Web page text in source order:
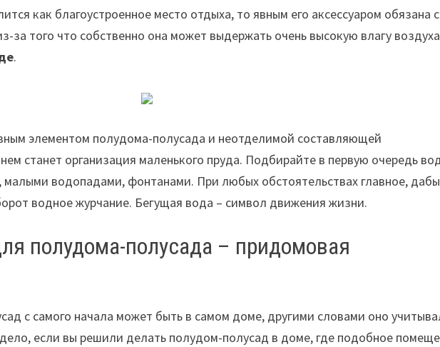
как благоустроенное место отдыха, то явным его аксессуаром обязана
за того что собственно она может выдержать очень высокую влагу
.
элементом полудома-полусада и неотделимой составляющей
станет организация маленького пруда. Подбирайте в первую очередь
малыми водопадами, фонтанами. При любых обстоятельствах главное,
водное журчание. Бегущая вода – символ движения жизни.
полудома-полусада – придомовая
с самого начала может быть в самом доме, другими словами оно
если вы решили делать полудом-полусад в доме, где подобное